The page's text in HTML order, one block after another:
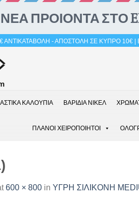
- ΑΠΟΣΤΟΛΗ ΣΕ ΚΥΠΡΟ 10€ |
ΚΑΛΟΥΠΙΑ ΒΑΡΙΔΙΑ ΝΙΚΕΛ
ΠΛΑΝΟΙ ΧΕΙΡΟΠΟΙΗΤΟΙ
600 × 800 in ΥΓΡΗ ΣΙΛΙΚΟΝΗ